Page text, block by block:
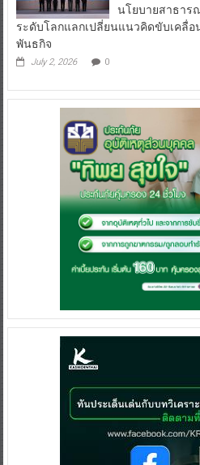
นโยบายสาธาร
ระดับโลกแลกเปลี่ยนแนวคิดขับเคลื่อ
พันธกิจ
July 2, 2026 0